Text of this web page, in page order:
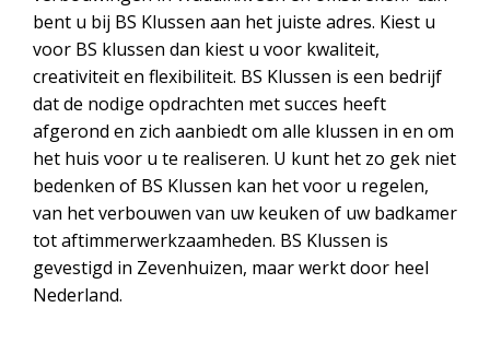
bent u bij BS Klussen aan het juiste adres. Kiest u
voor BS klussen dan kiest u voor kwaliteit,
creativiteit en flexibiliteit. BS Klussen is een bedrijf
dat de nodige opdrachten met succes heeft
afgerond en zich aanbiedt om alle klussen in en om
het huis voor u te realiseren. U kunt het zo gek niet
bedenken of BS Klussen kan het voor u regelen,
van het verbouwen van uw keuken of uw badkamer
tot aftimmerwerkzaamheden. BS Klussen is
gevestigd in Zevenhuizen, maar werkt door heel
Nederland.